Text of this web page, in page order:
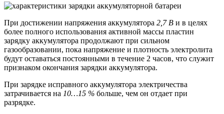
При достижении напряжения аккумулятора 2,7 В и в целях
более полного использования активной массы пластин
зарядку аккумулятора продолжают при сильном
газообразовании, пока напряжение и плотность электролита
будут оставаться постоянными в течение 2 часов, что служит
признаком окончания зарядки аккумулятора.
При зарядке исправного аккумулятора электричества
затрачивается на 10…15 % больше, чем он отдает при
разрядке.